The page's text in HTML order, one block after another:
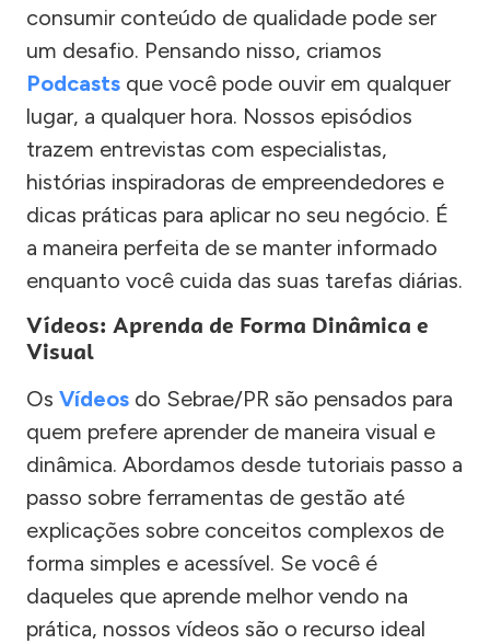
consumir conteúdo de qualidade pode ser
um desafio. Pensando nisso, criamos
Podcasts que você pode ouvir em qualquer
lugar, a qualquer hora. Nossos episódios
trazem entrevistas com especialistas,
histórias inspiradoras de empreendedores e
dicas práticas para aplicar no seu negócio. É
a maneira perfeita de se manter informado
enquanto você cuida das suas tarefas diárias.
Vídeos: Aprenda de Forma Dinâmica e
Visual
Os Vídeos do Sebrae/PR são pensados para
quem prefere aprender de maneira visual e
dinâmica. Abordamos desde tutoriais passo a
passo sobre ferramentas de gestão até
explicações sobre conceitos complexos de
forma simples e acessível. Se você é
daqueles que aprende melhor vendo na
prática, nossos vídeos são o recurso ideal